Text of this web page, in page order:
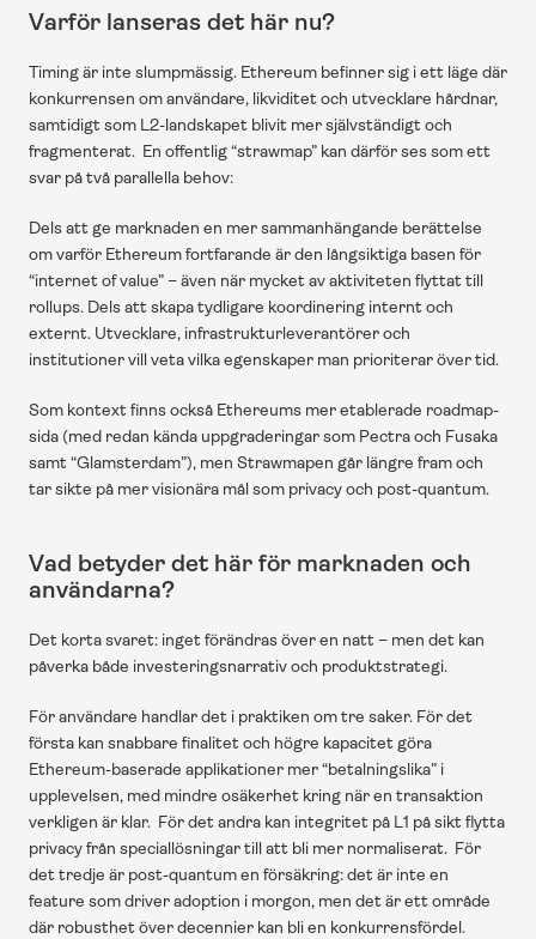
Varför lanseras det här nu?
Timing är inte slumpmässig. Ethereum befinner sig i ett läge där
konkurrensen om användare, likviditet och utvecklare hårdnar,
samtidigt som L2-landskapet blivit mer självständigt och
fragmenterat.  En offentlig “strawmap” kan därför ses som ett
svar på två parallella behov:
Dels att ge marknaden en mer sammanhängande berättelse
om varför Ethereum fortfarande är den långsiktiga basen för
“internet of value” – även när mycket av aktiviteten flyttat till
rollups. Dels att skapa tydligare koordinering internt och
externt. Utvecklare, infrastrukturleverantörer och
institutioner vill veta vilka egenskaper man prioriterar över tid.
Som kontext finns också Ethereums mer etablerade roadmap-
sida (med redan kända uppgraderingar som Pectra och Fusaka
samt “Glamsterdam”), men Strawmapen går längre fram och
tar sikte på mer visionära mål som privacy och post-quantum.
Vad betyder det här för marknaden och
användarna?
Det korta svaret: inget förändras över en natt – men det kan
påverka både investeringsnarrativ och produktstrategi.
För användare handlar det i praktiken om tre saker. För det
första kan snabbare finalitet och högre kapacitet göra
Ethereum-baserade applikationer mer “betalningslika” i
upplevelsen, med mindre osäkerhet kring när en transaktion
verkligen är klar.  För det andra kan integritet på L1 på sikt flytta
privacy från speciallösningar till att bli mer normaliserat.  För
det tredje är post-quantum en försäkring: det är inte en
feature som driver adoption i morgon, men det är ett område
där robusthet över decennier kan bli en konkurrensfördel.